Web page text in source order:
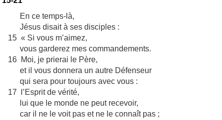
En ce temps-là,
Jésus disait à ses disciples :
15 « Si vous m’aimez,
vous garderez mes commandements.
16 Moi, je prierai le Père,
et il vous donnera un autre Défenseur
qui sera pour toujours avec vous :
17 l’Esprit de vérité,
lui que le monde ne peut recevoir,
car il ne le voit pas et ne le connaît pas ;